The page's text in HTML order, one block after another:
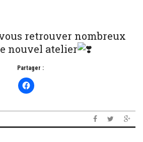
retrouver nombreux
nouvel atelier
Partager :